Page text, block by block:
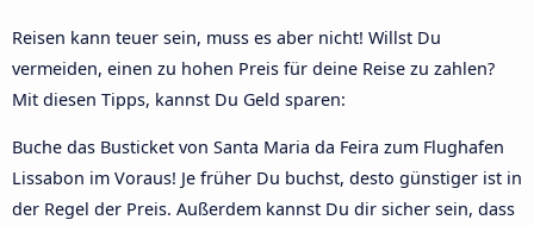
Reisen kann teuer sein, muss es aber nicht! Willst Du
vermeiden, einen zu hohen Preis für deine Reise zu zahlen?
Mit diesen Tipps, kannst Du Geld sparen:
Buche das Busticket von Santa Maria da Feira zum Flughafen
Lissabon im Voraus! Je früher Du buchst, desto günstiger ist in
der Regel der Preis. Außerdem kannst Du dir sicher sein, dass